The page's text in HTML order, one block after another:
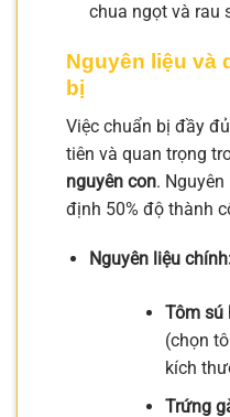
chua ngọt và rau
Nguyên liệu và
bị
Việc chuẩn bị đầy
tiên và quan trọng
nguyên con.
định 50% độ thành
Nguyên liệu
Tôm sú
(chọn
kích
Trứng